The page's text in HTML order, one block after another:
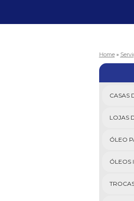
Home »
CASAS
LOJAS
ÓLEO
ÓLEOS